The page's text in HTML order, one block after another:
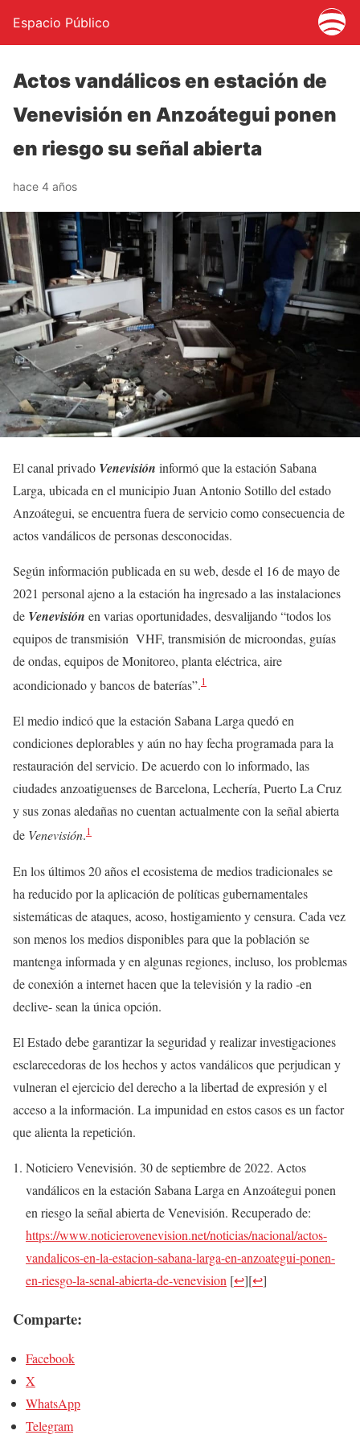
Espacio Público
Actos vandálicos en estación de
Venevisión en Anzoátegui ponen
en riesgo su señal abierta
hace 4 años
El canal privado Venevisión informó que la estación Sabana
Larga, ubicada en el municipio Juan Antonio Sotillo del estado
Anzoátegui, se encuentra fuera de servicio como consecuencia de
actos vandálicos de personas desconocidas.
Según información publicada en su web, desde el 16 de mayo de
2021 personal ajeno a la estación ha ingresado a las instalaciones
de Venevisión en varias oportunidades, desvalijando “todos los
equipos de transmisión VHF, transmisión de microondas, guías
de ondas, equipos de Monitoreo, planta eléctrica, aire
acondicionado y bancos de baterías”.1
El medio indicó que la estación Sabana Larga quedó en
condiciones deplorables y aún no hay fecha programada para la
restauración del servicio. De acuerdo con lo informado, las
ciudades anzoatiguenses de Barcelona, Lechería, Puerto La Cruz
y sus zonas aledañas no cuentan actualmente con la señal abierta
de Venevisión.1
En los últimos 20 años el ecosistema de medios tradicionales se
ha reducido por la aplicación de políticas gubernamentales
sistemáticas de ataques, acoso, hostigamiento y censura. Cada vez
son menos los medios disponibles para que la población se
mantenga informada y en algunas regiones, incluso, los problemas
de conexión a internet hacen que la televisión y la radio -en
declive- sean la única opción.
El Estado debe garantizar la seguridad y realizar investigaciones
esclarecedoras de los hechos y actos vandálicos que perjudican y
vulneran el ejercicio del derecho a la libertad de expresión y el
acceso a la información. La impunidad en estos casos es un factor
que alienta la repetición.
Noticiero Venevisión. 30 de septiembre de 2022. Actos
vandálicos en la estación Sabana Larga en Anzoátegui ponen
en riesgo la señal abierta de Venevisión. Recuperado de:
https://www.noticierovenevision.net/noticias/nacional/actos-
vandalicos-en-la-estacion-sabana-larga-en-anzoategui-ponen-
en-riesgo-la-senal-abierta-de-venevision [↩][↩]
Comparte:
Facebook
X
WhatsApp
Telegram